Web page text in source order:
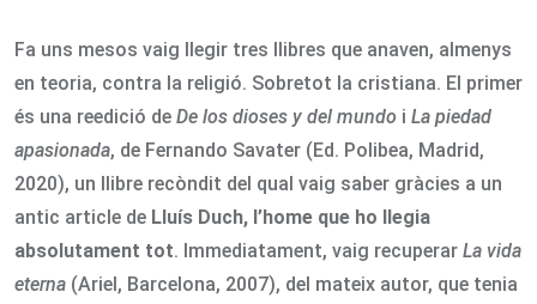
Fa uns mesos vaig llegir tres llibres que anaven, almenys
en teoria, contra la religió. Sobretot la cristiana. El primer
és una reedició de De los dioses y del mundo i La piedad
apasionada, de Fernando Savater (Ed. Polibea, Madrid,
2020), un llibre recòndit del qual vaig saber gràcies a un
antic article de Lluís Duch, l’home que ho llegia
absolutament tot. Immediatament, vaig recuperar La vida
eterna (Ariel, Barcelona, 2007), del mateix autor, que tenia